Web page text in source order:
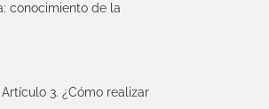
conocimiento de la
3. ¿Cómo realizar